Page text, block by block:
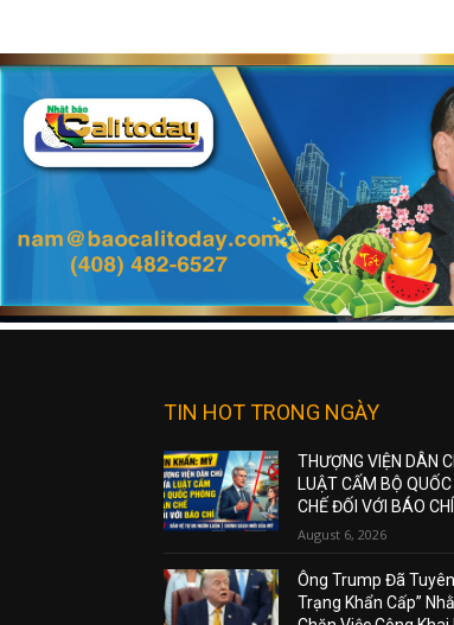
TIN HOT TRONG NGÀY
THƯỢNG VIỆN DÂN
LUẬT CẤM BỘ QUỐC
CHẾ ĐỐI VỚI BÁO CHÍ
August 6, 2026
Ông Trump Đã
Trạng Khẩn Cấp”